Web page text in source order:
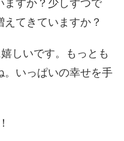
ますか？少しずつで
てきていますか？
しいです。もっとも
。いっぱいの幸せを手